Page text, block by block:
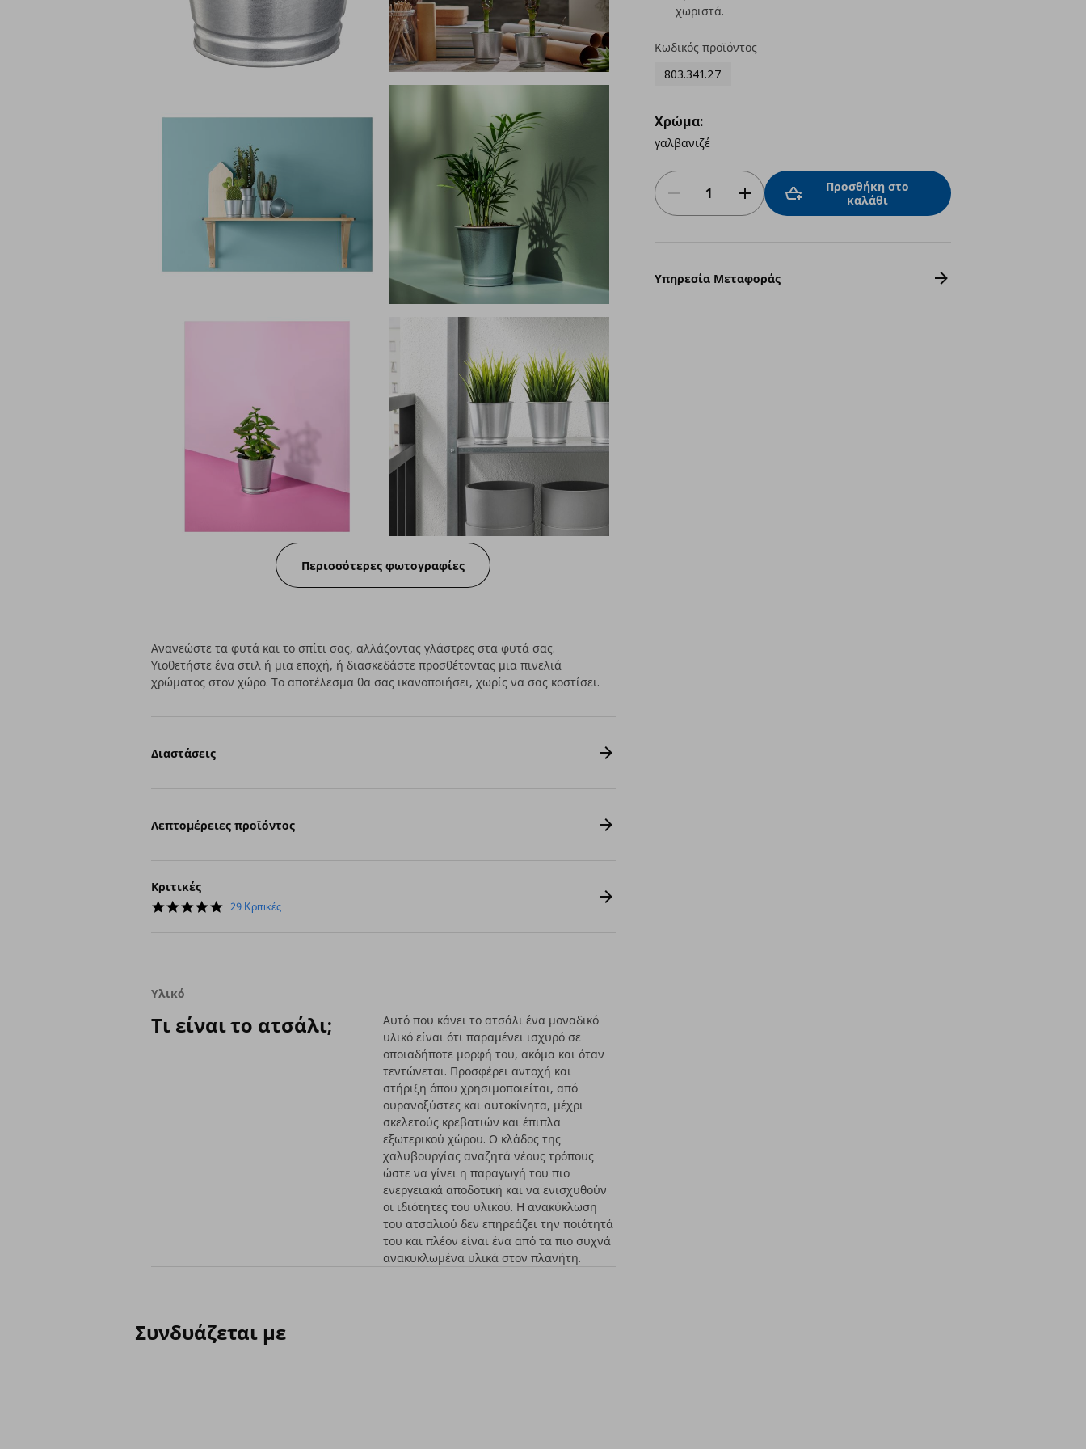
Περισσότερες φωτογραφίες
χωριστά.
Κωδικός προϊόντος
803.341.27
Χρώμα:
γαλβανιζέ
Προσθήκη στο
καλάθι
Υπηρεσία Μεταφοράς
Ανανεώστε τα φυτά και το σπίτι σας, αλλάζοντας γλάστρες στα φυτά σας.
Υιοθετήστε ένα στιλ ή μια εποχή, ή διασκεδάστε προσθέτοντας μια πινελιά
χρώματος στον χώρο. Το αποτέλεσμα θα σας ικανοποιήσει, χωρίς να σας κοστίσει.
Διαστάσεις
Λεπτομέρειες προϊόντος
Κριτικές
4.8
29 Κριτικές
Υλικό
Τι είναι το ατσάλι;
Αυτό που κάνει το ατσάλι ένα μοναδικό
υλικό είναι ότι παραμένει ισχυρό σε
οποιαδήποτε μορφή του, ακόμα και όταν
τεντώνεται. Προσφέρει αντοχή και
στήριξη όπου χρησιμοποιείται, από
ουρανοξύστες και αυτοκίνητα, μέχρι
σκελετούς κρεβατιών και έπιπλα
εξωτερικού χώρου. Ο κλάδος της
χαλυβουργίας αναζητά νέους τρόπους
ώστε να γίνει η παραγωγή του πιο
ενεργειακά αποδοτική και να ενισχυθούν
οι ιδιότητες του υλικού. Η ανακύκλωση
του ατσαλιού δεν επηρεάζει την ποιότητά
του και πλέον είναι ένα από τα πιο συχνά
ανακυκλωμένα υλικά στον πλανήτη.
Συνδυάζεται με